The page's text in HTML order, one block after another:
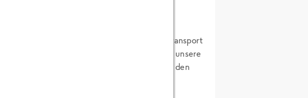
nun eifrig ihre eigenen Koffer für den Abtransport
wieder ausgepackt werden. Ferner kommen unsere
vom Alltagstrott abzuweichen, sofern es den